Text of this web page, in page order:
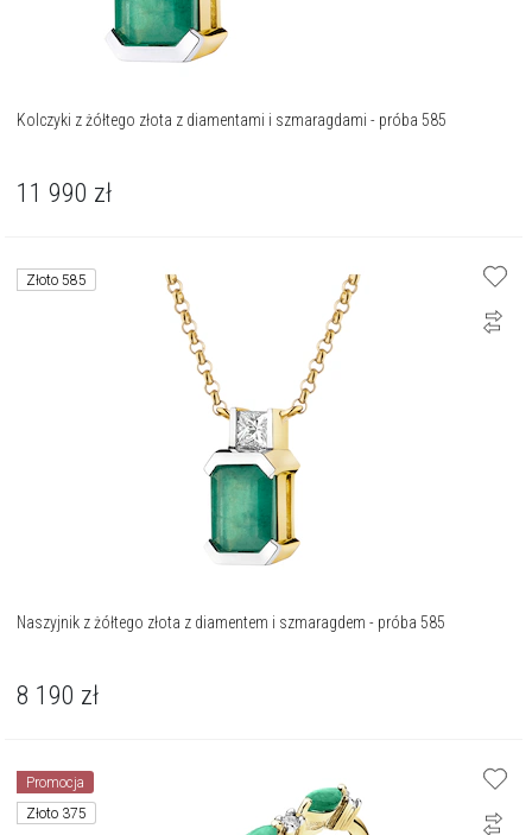
Kolczyki z żółtego złota z diamentami i szmaragdami - próba 585
11 990 zł
Złoto 585
Naszyjnik z żółtego złota z diamentem i szmaragdem - próba 585
8 190 zł
Promocja
Złoto 375